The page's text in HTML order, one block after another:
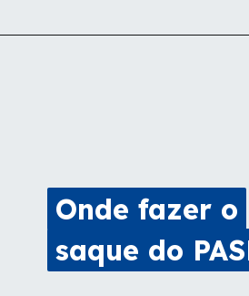
Onde fazer o
saque do
Onde fazer o
saque do